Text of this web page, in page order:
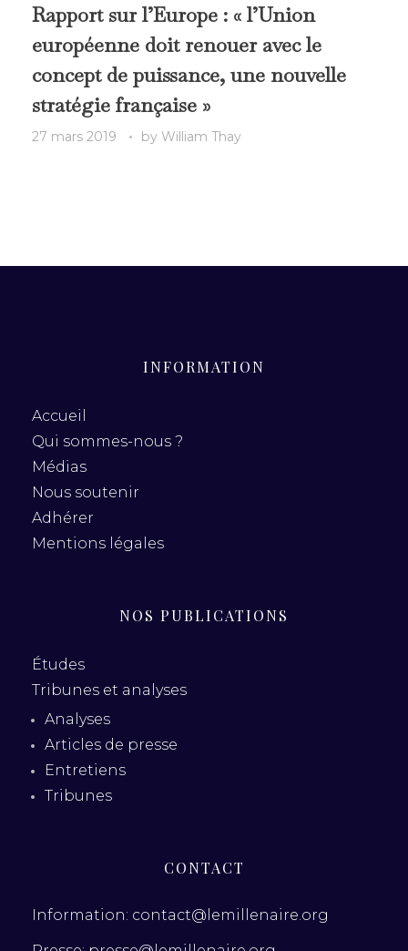
Rapport sur l’Europe : « l’Union
européenne doit renouer avec le
concept de puissance, une nouvelle
stratégie française »
27 mars 2019 by William Thay
INFORMATION
Accueil
Qui sommes-nous ?
Médias
Nous soutenir
Adhérer
Mentions légales
NOS PUBLICATIONS
Études
Tribunes et analyses
Analyses
Articles de presse
Entretiens
Tribunes
CONTACT
Information: contact@lemillenaire.org